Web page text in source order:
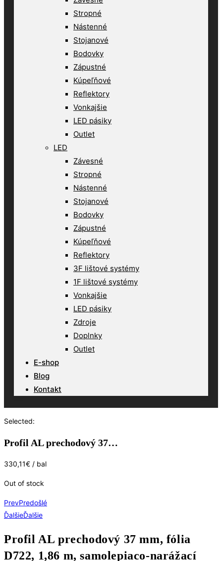
Stropné
Nástenné
Stojanové
Bodovky
Zápustné
Kúpeľňové
Reflektory
Vonkajšie
LED pásiky
Outlet
LED
Závesné
Stropné
Nástenné
Stojanové
Bodovky
Zápustné
Kúpeľňové
Reflektory
3F lištové systémy
1F lištové systémy
Vonkajšie
LED pásiky
Zdroje
Doplnky
Outlet
E-shop
Blog
Kontakt
Selected:
Profil AL prechodový 37…
330,11€ / bal
Out of stock
PrevPredošlé
ĎalšieĎalšie
Profil AL prechodový 37 mm, fólia
D722, 1,86 m, samolepiaco-narážací